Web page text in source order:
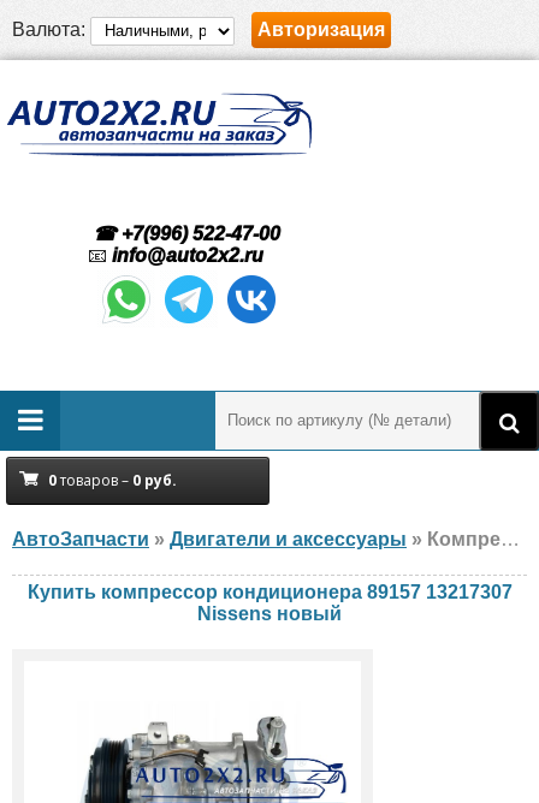
Валюта: Авторизация
☎ +7(996) 522-47-00
📧 info@auto2x2.ru
0товаров – 0 руб.
АвтоЗапчасти » Двигатели и аксессуары » Компрессор кондиционера Nissens 89157 13217307 Fiat, Opel, новый
Купить компрессор кондиционера 89157 13217307
Nissens новый